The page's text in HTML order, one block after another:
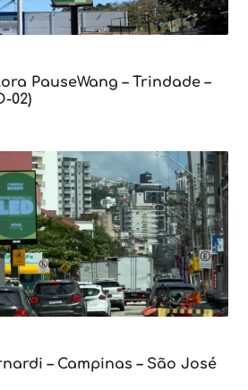
PauseWang – Trindade –
02)
– Campinas – São José